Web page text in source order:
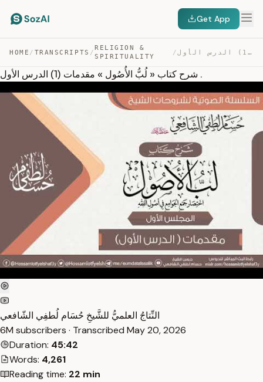
Get App
HOME / TRANSCRIPTS /
RELIGION &
SPIRITUALITY
/ شرح كتاب « لُبُّ الأُصُول » مقدمات (1) الدرس الأول . — TRANSCRIPT
شرح كتاب « لُبُّ الأُصُول » مقدمات (1) الدرس الأول .
النِّتاجُ العلميُّ للشَّيخِ حُسَام لُطفِي الشّافعي
6M subscribers · Transcribed May 20, 2026
Duration: 45:42
Words: 4,261
Reading time: 22 min